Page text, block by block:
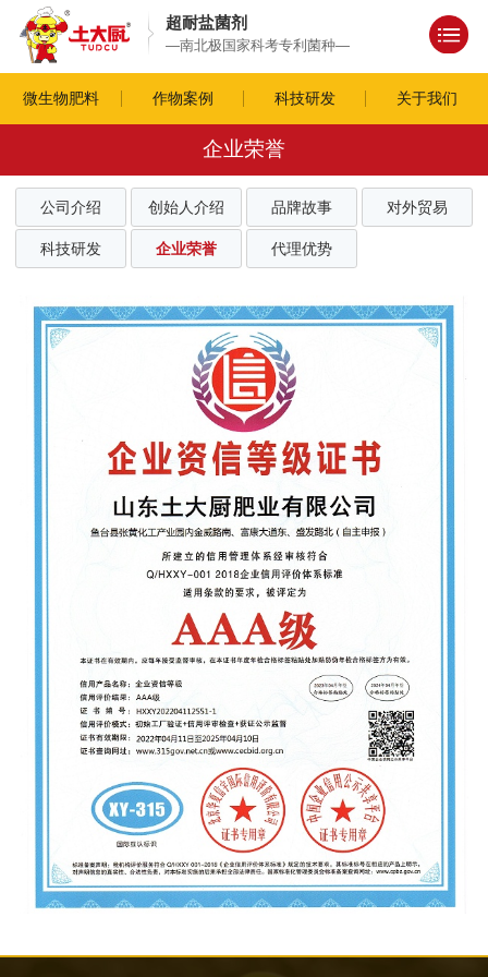
超耐盐菌剂
—南北极国家科考专利菌种—
微生物肥料 作物案例 科技研发 关于我们
企业荣誉
公司介绍 创始人介绍 品牌故事 对外贸易
科技研发 企业荣誉 代理优势